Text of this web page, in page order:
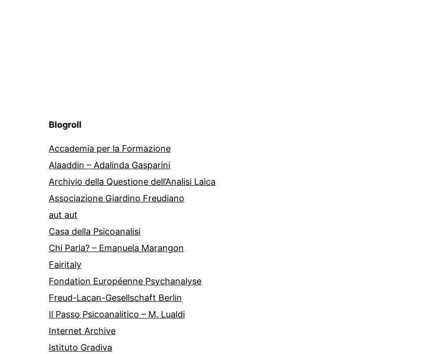
Blogroll
Accademia per la Formazione
Alaaddin – Adalinda Gasparini
Archivio della Questione dell’Analisi Laica
Associazione Giardino Freudiano
aut aut
Casa della Psicoanalisi
Chi Parla? – Emanuela Marangon
Fairitaly
Fondation Européenne Psychanalyse
Freud-Lacan-Gesellschaft Berlin
Il Passo Psicoanalitico – M. Lualdi
Internet Archive
Istituto Gradiva